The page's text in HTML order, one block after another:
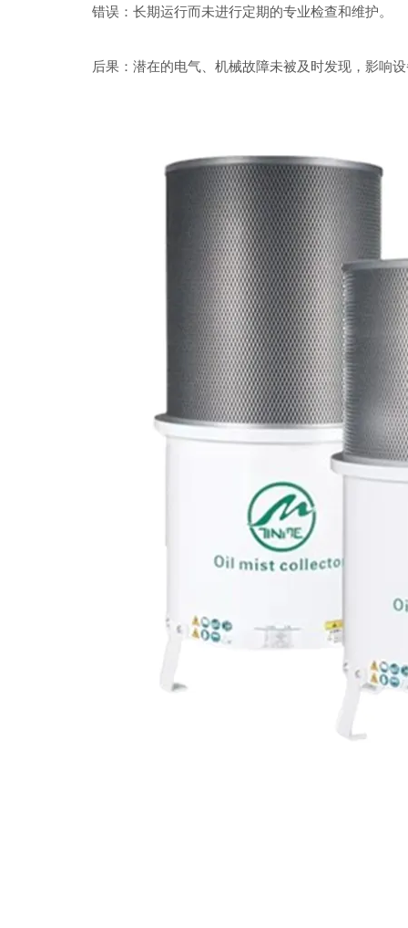
错误：长期运行而未进行定期的专业检查和维护。
后果：潜在的电气、机械故障未被及时发现，影响设